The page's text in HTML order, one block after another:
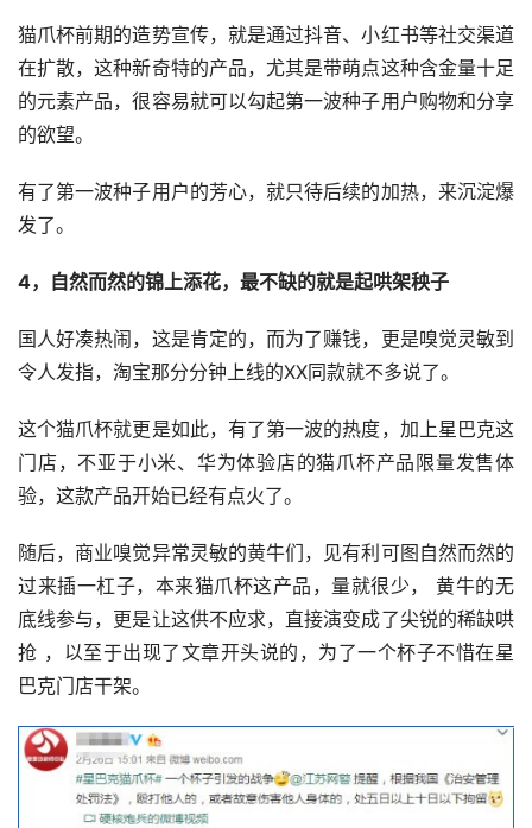
猫爪杯前期的造势宣传，就是通过抖音、小红书等社交渠道
在扩散，这种新奇特的产品，尤其是带萌点这种含金量十足
的元素产品，很容易就可以勾起第一波种子用户购物和分享
的欲望。
有了第一波种子用户的芳心，就只待后续的加热，来沉淀爆
发了。
4，自然而然的锦上添花，最不缺的就是起哄架秧子
国人好凑热闹，这是肯定的，而为了赚钱，更是嗅觉灵敏到
令人发指，淘宝那分分钟上线的XX同款就不多说了。
这个猫爪杯就更是如此，有了第一波的热度，加上星巴克这
门店，不亚于小米、华为体验店的猫爪杯产品限量发售体
验，这款产品开始已经有点火了。
随后，商业嗅觉异常灵敏的黄牛们，见有利可图自然而然的
过来插一杠子，本来猫爪杯这产品，量就很少， 黄牛的无
底线参与，更是让这供不应求，直接演变成了尖锐的稀缺哄
抢 ，以至于出现了文章开头说的，为了一个杯子不惜在星
巴克门店干架。